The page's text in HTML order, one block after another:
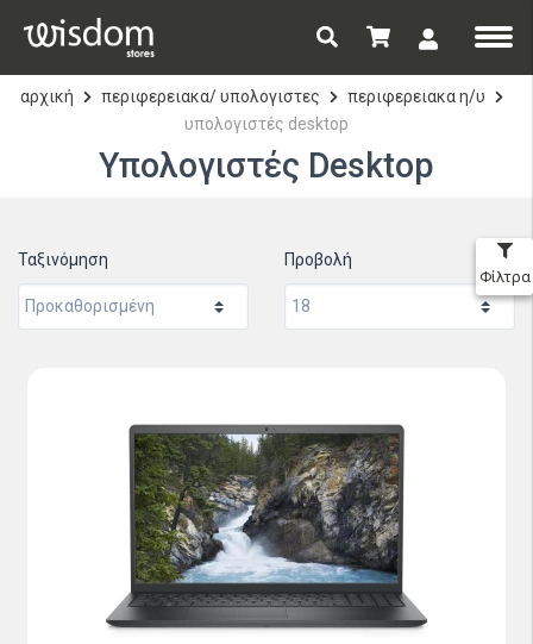
αρχική περιφερειακα/ υπολογιστες
περιφερειακα η/υ
υπολογιστές desktop
Υπολογιστές Desktop
Ταξινόμηση Προβολή
Φίλτρα